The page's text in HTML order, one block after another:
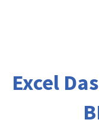
Excel